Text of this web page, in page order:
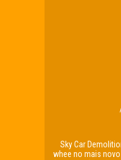
Sky Car
whee no mais